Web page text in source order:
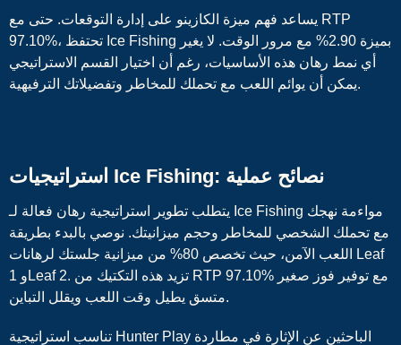
يساعد فهم ميزة الكازينو على إدارة التوقعات. حتى مع RTP
97.10%، تحتفظ Ice Fishing بميزة 2.90% مع مرور الوقت. لا يغير
أي نمط رهان هذه الأساسيات، رغم أن اختيار القسم الاستراتيجي
يمكن أن يوائم اللعب مع تحملك للمخاطر وتفضيلاتك الترفيهية.
استراتيجيات Ice Fishing: نصائح عملية
يتطلب تطوير استراتيجية رهان فعالة لـ Ice Fishing مواءمة نهجك
مع تحملك الشخصي للمخاطر وحجم ميزانيتك. نوصي بالبدء بطريقة
اللعب الآمن، حيث تخصص 80% من ميزانية جلستك لرهانات Leaf
1 وLeaf 2. تزيد هذه التكتيك من RTP 97.10% مع توفير فوز صغير
متسق يطيل وقت اللعب ويقلل التباين.
تناسب استراتيجية Hunter Play الباحثين عن الإثارة في مطاردة